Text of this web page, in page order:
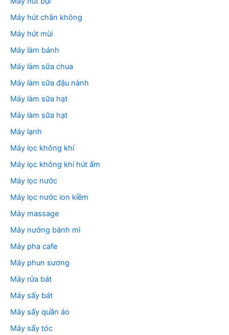
Máy hút chân không
Máy hút mùi
Máy làm bánh
Máy làm sữa chua
Máy làm sữa đậu nành
Máy làm sữa hạt
Máy làm sữa hạt
Máy lạnh
Máy lọc không khí
Máy lọc không khí hút ẩm
Máy lọc nước
Máy lọc nước ion kiềm
Máy massage
Máy nướng bánh mì
Máy pha cafe
Máy phun sương
Máy rửa bát
Máy sấy bát
Máy sấy quần áo
Máy sấy tóc